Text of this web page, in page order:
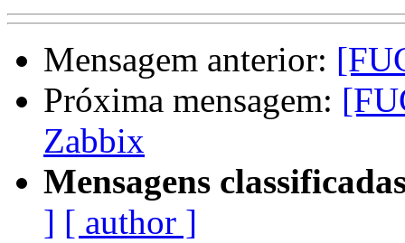
Mensagem anterior:
Próxima mensagem:
Zabbix
Mensagens
] [ author ]